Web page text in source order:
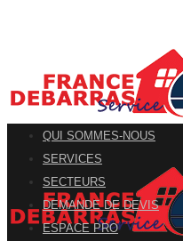
QUI SOMMES-NOUS
SERVICES
SECTEURS
DEMANDE DE DEVIS
ESPACE PRO